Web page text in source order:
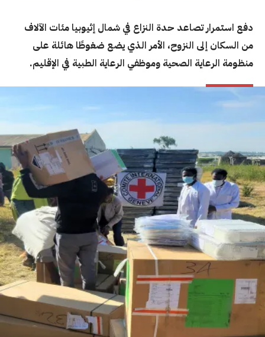
دفع استمرار تصاعد حدة النزاع في شمال إثيوبيا مئات الآلاف
من السكان إلى النزوح، الأمر الذي يضع ضغوطًا هائلة على
منظومة الرعاية الصحية وموظفي الرعاية الطبية في الإقليم.